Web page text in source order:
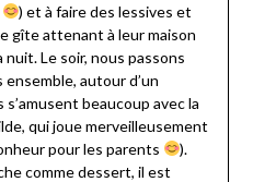
) et à faire des lessives et
gîte attenant à leur maison
Le soir, nous passons
autour d’un
beaucoup avec la
qui joue merveilleusement
pour les parents
).
comme dessert, il est